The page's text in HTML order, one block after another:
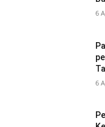
6
6